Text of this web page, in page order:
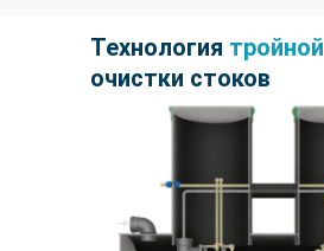
Технология тройной
очистки стоков